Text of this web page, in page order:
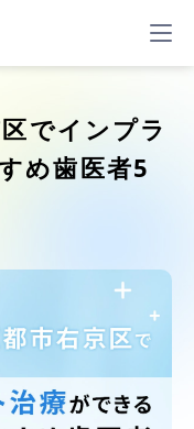
でインプラ
め歯医者5